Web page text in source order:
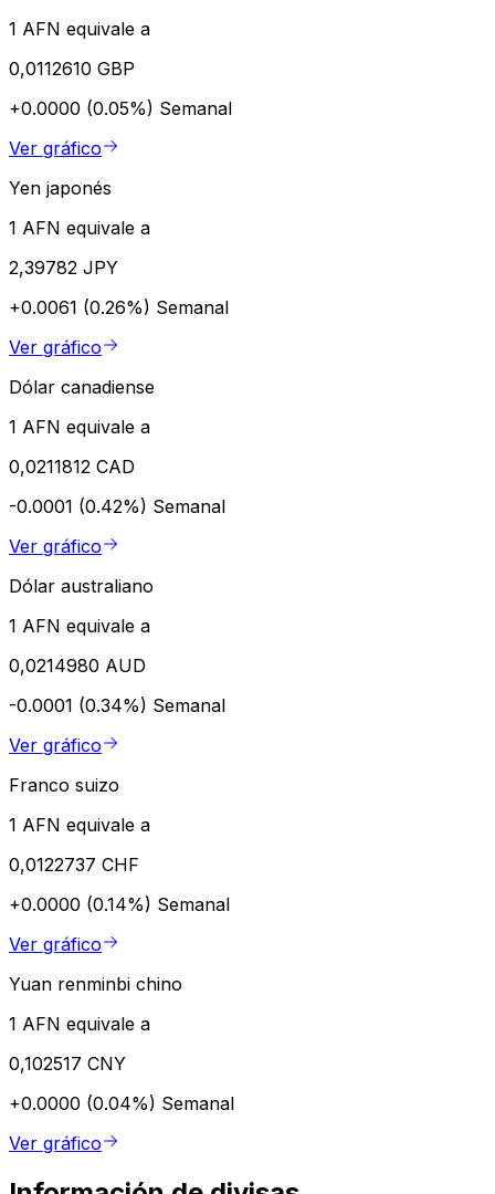
1 AFN equivale a
0,0112610 GBP
+0.0000 (0.05%) Semanal
Ver gráfico
Yen japonés
1 AFN equivale a
2,39782 JPY
+0.0061 (0.26%) Semanal
Ver gráfico
Dólar canadiense
1 AFN equivale a
0,0211812 CAD
-0.0001 (0.42%) Semanal
Ver gráfico
Dólar australiano
1 AFN equivale a
0,0214980 AUD
-0.0001 (0.34%) Semanal
Ver gráfico
Franco suizo
1 AFN equivale a
0,0122737 CHF
+0.0000 (0.14%) Semanal
Ver gráfico
Yuan renminbi chino
1 AFN equivale a
0,102517 CNY
+0.0000 (0.04%) Semanal
Ver gráfico